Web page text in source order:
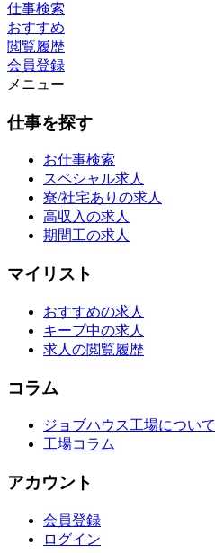
仕事検索
おすすめ
閲覧履歴
会員登録
メニュー
仕事を探す
お仕事検索
スペシャル求人
寮/社宅ありの求人
高収入の求人
期間工の求人
マイリスト
おすすめの求人
キープ中の求人
求人の閲覧履歴
コラム
ジョブハウス工場について
工場コラム
アカウント
会員登録
ログイン